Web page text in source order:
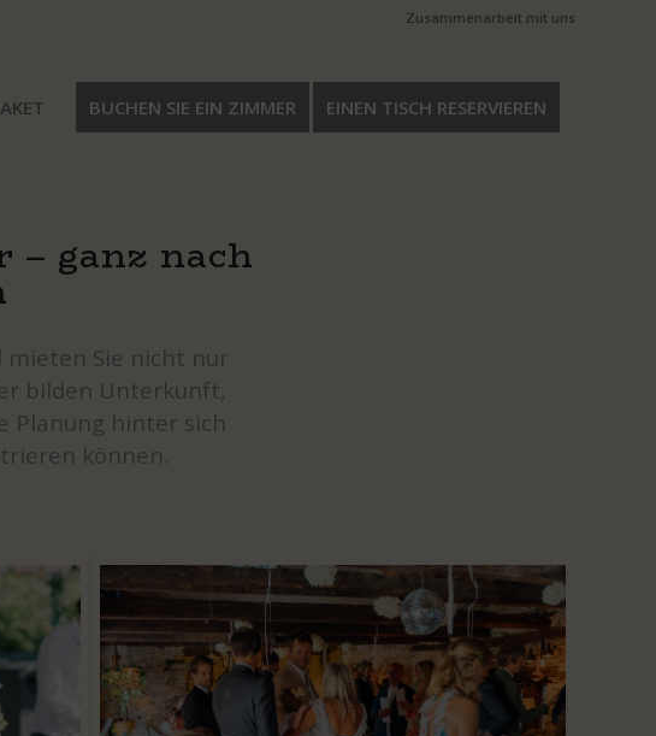
Zusammenarbeit mit uns
BUCHEN SIE EIN ZIMMER EINEN TISCH RESERVIEREN
– ganz nach
mieten Sie nicht nur
bilden Unterkunft,
Planung hinter sich
können.